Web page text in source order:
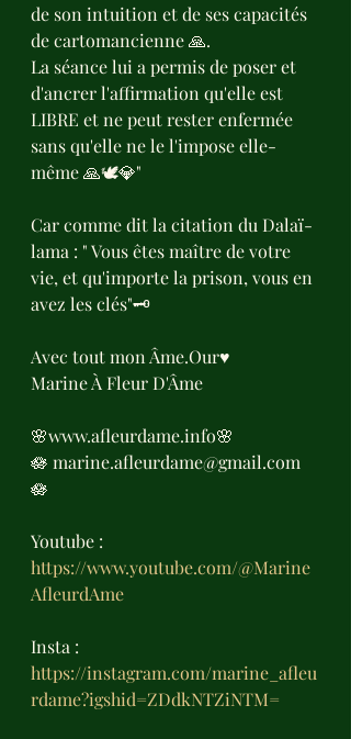
de son intuition et de ses capacités
de cartomancienne 🙏.
La séance lui a permis de poser et
d'ancrer l'affirmation qu'elle est
LIBRE et ne peut rester enfermée
sans qu'elle ne le l'impose elle-
même 🙏🕊️💎"
Car comme dit la citation du Dalaï-
lama : " Vous êtes maître de votre
vie, et qu'importe la prison, vous en
avez les clés"🗝️
Avec tout mon Âme.Our♥️
Marine À Fleur D'Âme
🌸www.afleurdame.info🌸
🪷 marine.afleurdame@gmail.com
🪷
Youtube :
https://www.youtube.com/@Marine
AfleurdAme
Insta :
https://instagram.com/marine_afleu
rdame?igshid=ZDdkNTZiNTM=